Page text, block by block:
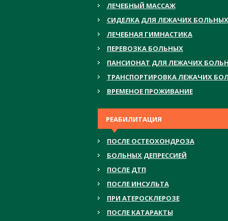
ЛЕЧЕБНЫЙ МАССАЖ
СИДЕЛКА ДЛЯ ЛЕЖАЧИХ БОЛЬНЫХ
ЛЕЧЕБНАЯ ГИМНАСТИКА
ПЕРЕВОЗКА БОЛЬНЫХ
ПАНСИОНАТ ДЛЯ ЛЕЖАЧИХ
ТРАНСПОРТИРОВКА ЛЕЖАЧИХ
ВРЕМЕНОЕ ПРОЖИВАНИЕ
РЕАБИЛИТАЦИЯ
ПОСЛЕ ОСТЕОХОНДРОЗА
БОЛЬНЫХ ДЕПРЕССИЕЙ
ПОСЛЕ ДТП
ПОСЛЕ ИНСУЛЬТА
ПРИ АТЕРОСКЛЕРОЗЕ
ПОСЛЕ КАТАРАКТЫ